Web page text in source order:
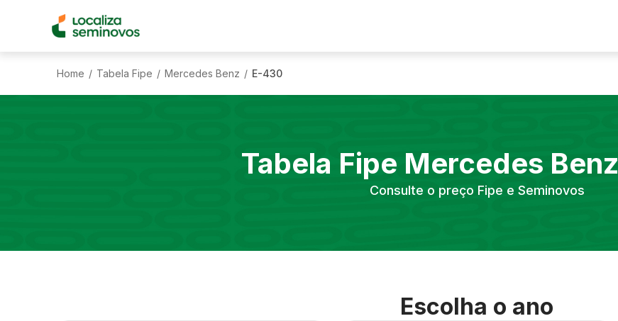
Home / Tabela Fipe / Mercedes Benz / E-430
Tabela Fipe Mercedes Benz
Consulte o preço Fipe e Seminovos
Escolha o ano